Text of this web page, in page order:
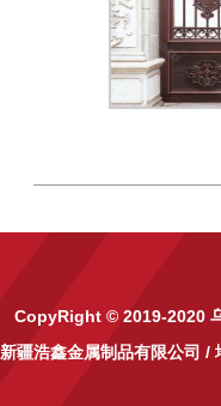
CopyRight © 2019-2020
新疆浩鑫金属制品有限公司 /